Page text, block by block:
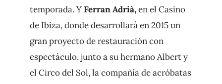
temporada. YFerran Adrià,en el Casino
de Ibiza, donde desarrollará en 2015 un
gran proyecto de restauración con
espectáculo, junto a su hermano Albert y
el Circo del Sol, la compañía de acróbatas